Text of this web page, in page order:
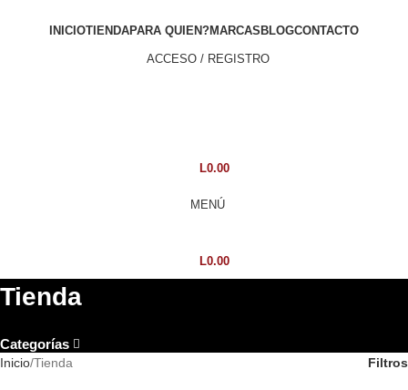
INICIOTIENDAPARA QUIEN?MARCAS BLOGCONTACTO
ACCESO / REGISTRO
L0.00
MENÚ
L0.00
Tienda
Categorías
Inicio Tienda Filtros